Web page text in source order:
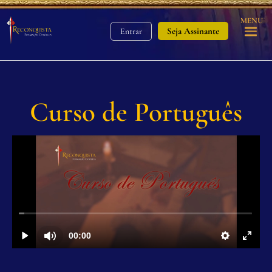
Entrar Seja Assinante
MENU
Curso de Português